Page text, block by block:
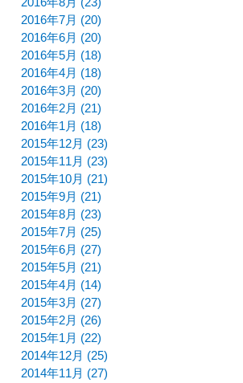
2016年7月 (20)
2016年6月 (20)
2016年5月 (18)
2016年4月 (18)
2016年3月 (20)
2016年2月 (21)
2016年1月 (18)
2015年12月 (23)
2015年11月 (23)
2015年10月 (21)
2015年9月 (21)
2015年8月 (23)
2015年7月 (25)
2015年6月 (27)
2015年5月 (21)
2015年4月 (14)
2015年3月 (27)
2015年2月 (26)
2015年1月 (22)
2014年12月 (25)
2014年11月 (27)